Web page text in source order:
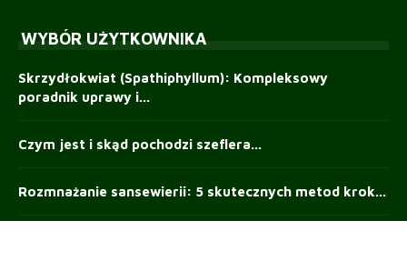
WYBÓR UŻYTKOWNIKA
Skrzydłokwiat (Spathiphyllum): Kompleksowy
poradnik uprawy i...
Czym jest i skąd pochodzi szeflera...
Rozmnażanie sansewierii: 5 skutecznych metod krok...